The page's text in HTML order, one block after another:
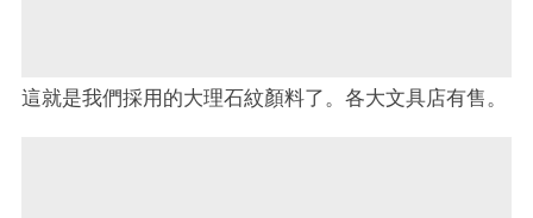
這就是我們採用的大理石紋顏料了。各大文具店有售。